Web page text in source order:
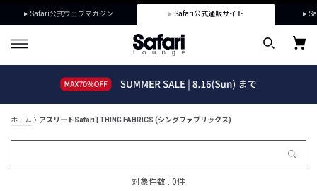
Safari公式ウェブマガジン Safari公式通販サイト
ホーム アスリートSafari | THING FABRICS (シングファブリックス)
対象件数 : 0件